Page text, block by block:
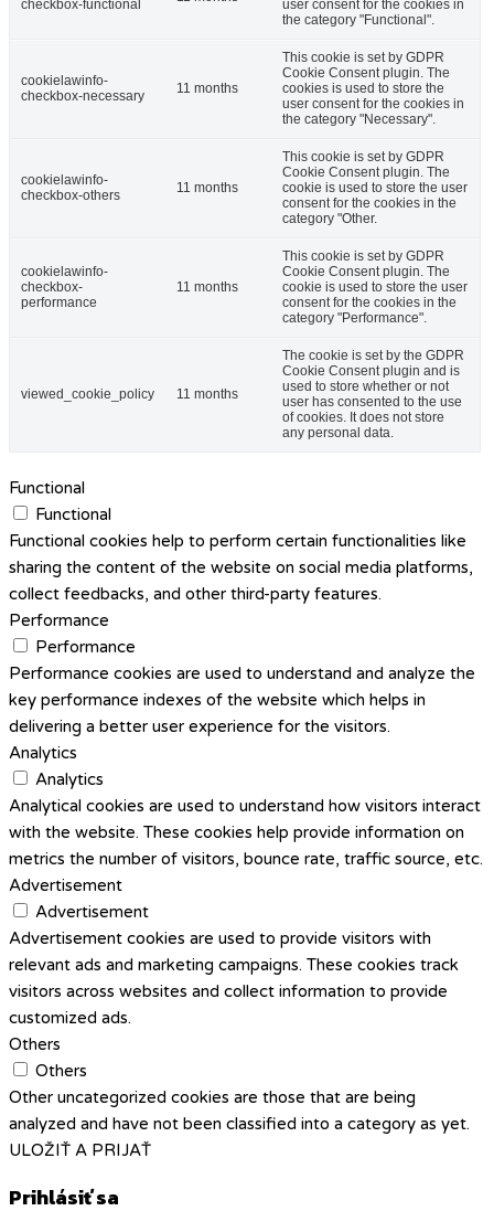
checkbox-functional
user consent for the cookies in
the category "Functional".
cookielawinfo-
checkbox-necessary
11 months
This cookie is set by GDPR
Cookie Consent plugin. The
cookies is used to store the
user consent for the cookies in
the category "Necessary".
cookielawinfo-
checkbox-others
11 months
This cookie is set by GDPR
Cookie Consent plugin. The
cookie is used to store the user
consent for the cookies in the
category "Other.
cookielawinfo-
checkbox-
performance
11 months
This cookie is set by GDPR
Cookie Consent plugin. The
cookie is used to store the user
consent for the cookies in the
category "Performance".
viewed_cookie_policy 11 months
The cookie is set by the GDPR
Cookie Consent plugin and is
used to store whether or not
user has consented to the use
of cookies. It does not store
any personal data.
Functional
Functional
Functional cookies help to perform certain functionalities like
sharing the content of the website on social media platforms,
collect feedbacks, and other third-party features.
Performance
Performance
Performance cookies are used to understand and analyze the
key performance indexes of the website which helps in
delivering a better user experience for the visitors.
Analytics
Analytics
Analytical cookies are used to understand how visitors interact
with the website. These cookies help provide information on
metrics the number of visitors, bounce rate, traffic source, etc.
Advertisement
Advertisement
Advertisement cookies are used to provide visitors with
relevant ads and marketing campaigns. These cookies track
visitors across websites and collect information to provide
customized ads.
Others
Others
Other uncategorized cookies are those that are being
analyzed and have not been classified into a category as yet.
ULOŽIŤ A PRIJAŤ
Prihlásiť sa